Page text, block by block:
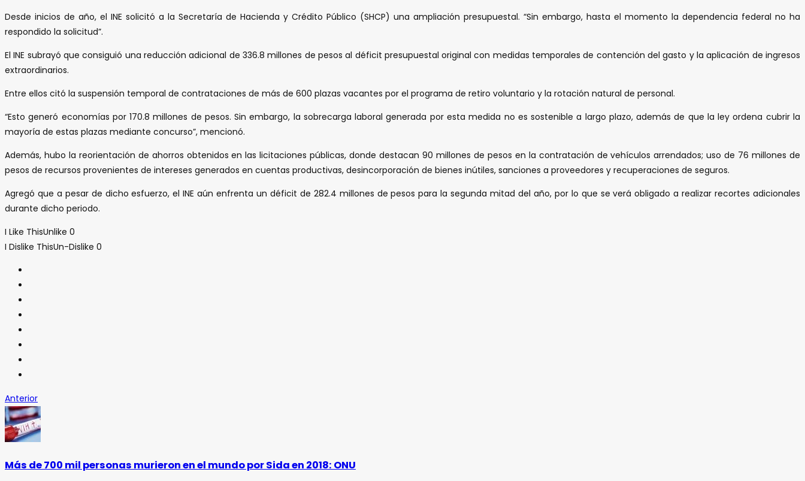
Desde inicios de año, el INE solicitó a la Secretaría de Hacienda y Crédito Público (SHCP) una ampliación presupuestal. “Sin embargo, hasta el momento la dependencia federal no ha
respondido la solicitud”.
El INE subrayó que consiguió una reducción adicional de 336.8 millones de pesos al déficit presupuestal original con medidas temporales de contención del gasto y la aplicación de ingresos
extraordinarios.
Entre ellos citó la suspensión temporal de contrataciones de más de 600 plazas vacantes por el programa de retiro voluntario y la rotación natural de personal.
“Esto generó economías por 170.8 millones de pesos. Sin embargo, la sobrecarga laboral generada por esta medida no es sostenible a largo plazo, además de que la ley ordena cubrir la
mayoría de estas plazas mediante concurso”, mencionó.
Además, hubo la reorientación de ahorros obtenidos en las licitaciones públicas, donde destacan 90 millones de pesos en la contratación de vehículos arrendados; uso de 76 millones de
pesos de recursos provenientes de intereses generados en cuentas productivas, desincorporación de bienes inútiles, sanciones a proveedores y recuperaciones de seguros.
Agregó que a pesar de dicho esfuerzo, el INE aún enfrenta un déficit de 282.4 millones de pesos para la segunda mitad del año, por lo que se verá obligado a realizar recortes adicionales
durante dicho periodo.
I Like ThisUnlike 0
I Dislike ThisUn-Dislike 0
Anterior
Más de 700 mil personas murieron en el mundo por Sida en 2018: ONU